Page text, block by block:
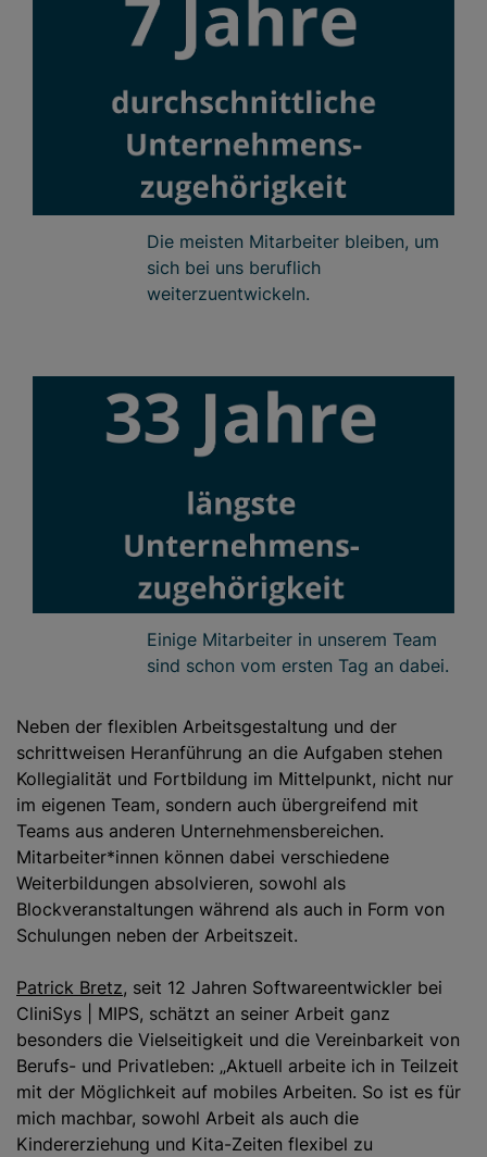
Die meisten Mitarbeiter bleiben, um
sich bei uns beruflich
weiterzuentwickeln.
Einige Mitarbeiter in unserem Team
sind schon vom ersten Tag an dabei.
Neben der flexiblen Arbeitsgestaltung und der
schrittweisen Heranführung an die Aufgaben stehen
Kollegialität und Fortbildung im Mittelpunkt, nicht nur
im eigenen Team, sondern auch übergreifend mit
Teams aus anderen Unternehmensbereichen.
Mitarbeiter*innen können dabei verschiedene
Weiterbildungen absolvieren, sowohl als
Blockveranstaltungen während als auch in Form von
Schulungen neben der Arbeitszeit.
Patrick Bretz, seit 12 Jahren Softwareentwickler bei
CliniSys | MIPS, schätzt an seiner Arbeit ganz
besonders die Vielseitigkeit und die Vereinbarkeit von
Berufs- und Privatleben: „Aktuell arbeite ich in Teilzeit
mit der Möglichkeit auf mobiles Arbeiten. So ist es für
mich machbar, sowohl Arbeit als auch die
Kindererziehung und Kita-Zeiten flexibel zu